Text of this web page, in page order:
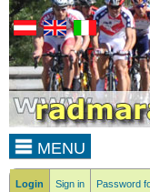
MENU
Login Sign in Password